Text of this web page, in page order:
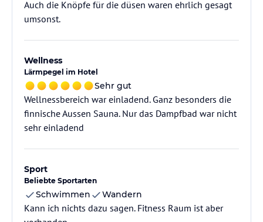
Auch die Knöpfe für die düsen waren ehrlich gesagt
umsonst.
Wellness
Lärmpegel im Hotel
Sehr gut
Wellnessbereich war einladend. Ganz besonders die
finnische Aussen Sauna. Nur das Dampfbad war nicht
sehr einladend
Sport
Beliebte Sportarten
Schwimmen Wandern
Kann ich nichts dazu sagen. Fitness Raum ist aber